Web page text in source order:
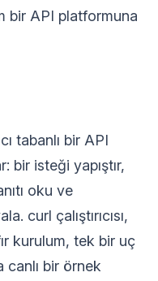
bir API platformuna
tabanlı bir API
bir isteği yapıştır,
oku ve
curl çalıştırıcısı,
kurulum, tek bir uç
canlı bir örnek